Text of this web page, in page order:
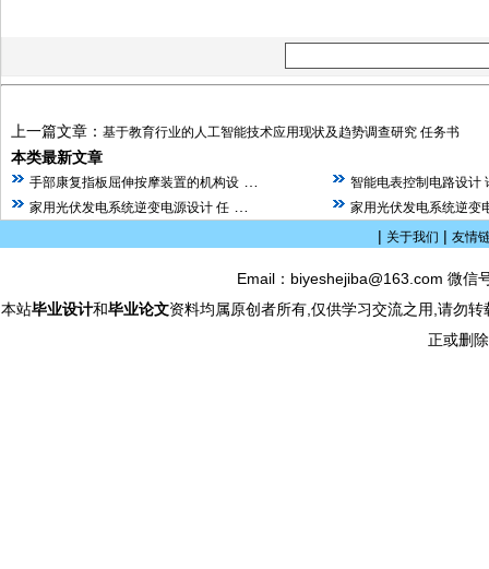
上一篇文章： 基于教育行业的人工智能技术应用现状及趋势调查研究 任务书
本类最新文章
手部康复指板屈伸按摩装置的机构设
智能电表控制电路设计
家用光伏发电系统逆变电源设计 任
家用光伏发电系统逆变
| 关于我们 | 友情
Email：biyeshejiba@163.com 微
本站毕业设计和毕业论文资料均属原创者所有,仅供学习交流之用,请勿
正或删